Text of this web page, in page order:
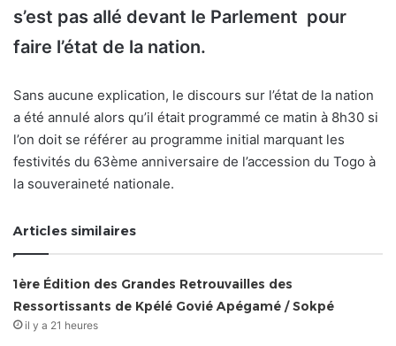
s’est pas allé devant le Parlement pour
faire l’état de la nation.
Sans aucune explication, le discours sur l’état de la nation
a été annulé alors qu’il était programmé ce matin à 8h30 si
l’on doit se référer au programme initial marquant les
festivités du 63ème anniversaire de l’accession du Togo à
la souveraineté nationale.
Articles similaires
1ère Édition des Grandes Retrouvailles des
Ressortissants de Kpélé Govié Apégamé / Sokpé
il y a 21 heures